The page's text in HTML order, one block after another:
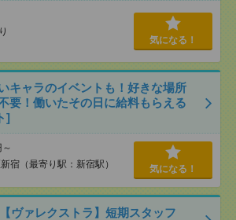
気になる！
キャラのイベントも！好きな場所
要！働いたその日に給料もらえる
]
宿（最寄り駅：新宿駅） 気になる！
ヴァレクストラ】短期スタッフ